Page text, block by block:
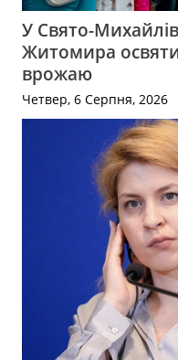
У Свято-
Житомира
врожаю
Четвер, 6 Серпня, 2026